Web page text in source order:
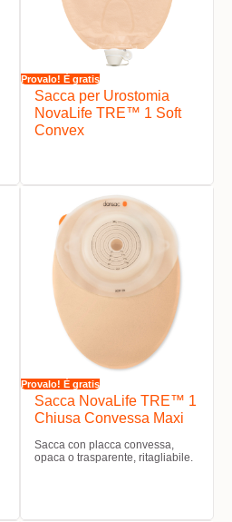
Provalo! È gratis
Sacca per Urostomia
NovaLife TRE™ 1 Soft
Convex
Provalo! È gratis
Sacca NovaLife TRE™ 1
Chiusa Convessa Maxi
Sacca con placca convessa,
opaca o trasparente, ritagliabile.